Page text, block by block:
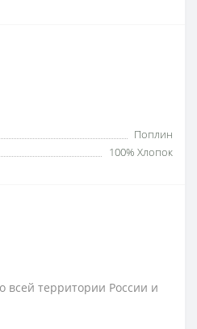
Поплин
100% Хлопок
всей территории России и